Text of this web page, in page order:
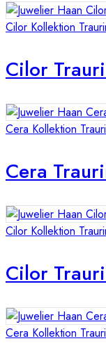
Cilor Kollektion
Cilor
Cera Kollektion
Cera
Cilor Kollektion
Cilor
Cera Kollektion